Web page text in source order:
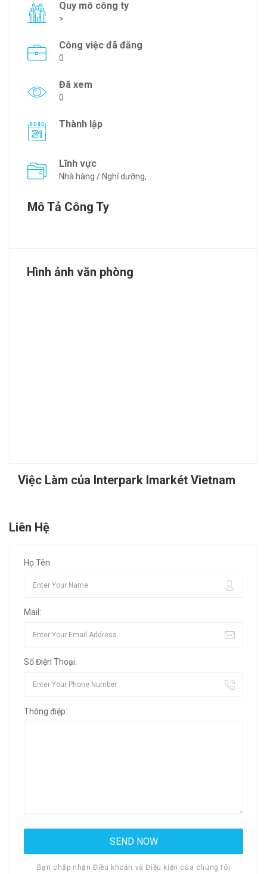
Quy mô công ty
>
Công việc đã đăng
0
Đã xem
0
Thành lập
Lĩnh vực
Nhà hàng / Nghỉ dưỡng,
Mô Tả Công Ty
Hình ảnh văn phòng
Việc Làm của Interpark Imarkét Vietnam
Liên Hệ
Họ Tên:
Mail:
Số Điện Thoại:
Thông điệp:
Bạn chấp nhận Điều khoản và Điều kiện của chúng tôi